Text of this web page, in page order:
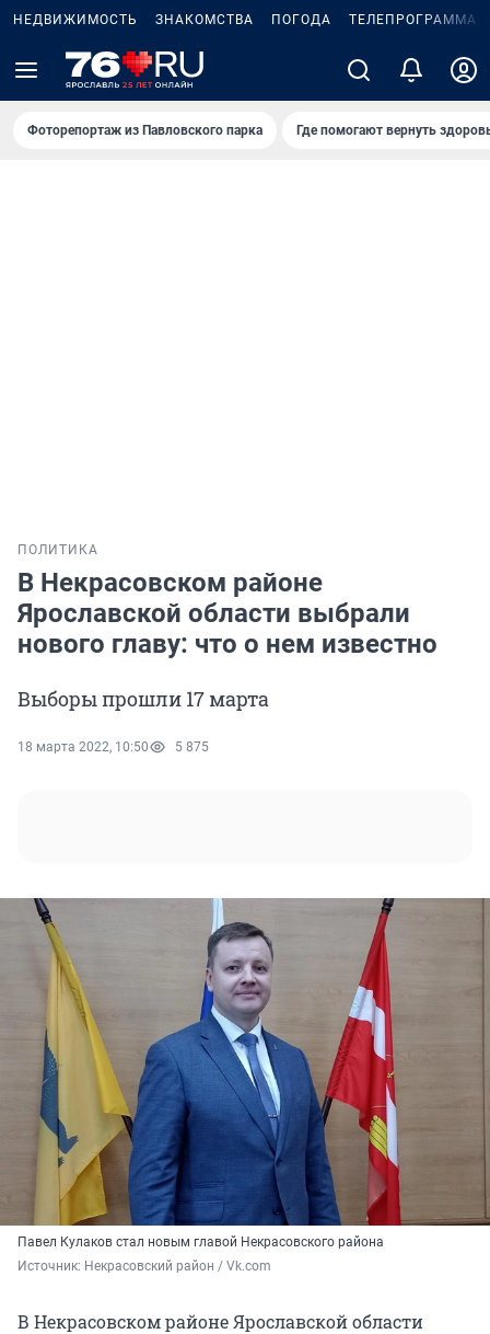
НЕДВИЖИМОСТЬ ЗНАКОМСТВА ПОГОДА ТЕЛЕПРОГРАММА
Фоторепортаж из Павловского парка Где помогают вернуть
ПОЛИТИКА
В Некрасовском районе
Ярославской области выбрали
нового главу: что о нем известно
Выборы прошли 17 марта
18 марта 2022, 10:50 5 875
Павел Кулаков стал новым главой Некрасовского района
Источник: Некрасовский район / Vk.com
В Некрасовском районе Ярославской области